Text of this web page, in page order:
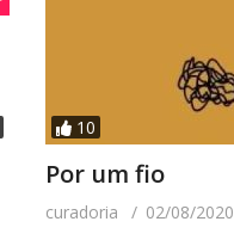
10
Por um fio
curadoria 02/08/2020